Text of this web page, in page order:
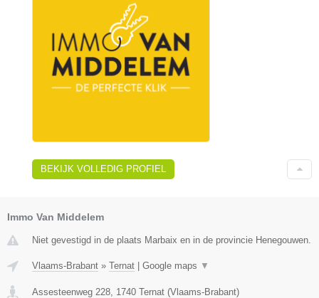
BEKIJK VOLLEDIG PROFIEL
Immo Van Middelem
Niet gevestigd in de plaats Marbaix en in de provincie Henegouwen.
Vlaams-Brabant » Ternat Google maps ▼
Assesteenweg 228 1740 Ternat (Vlaams-Brabant)